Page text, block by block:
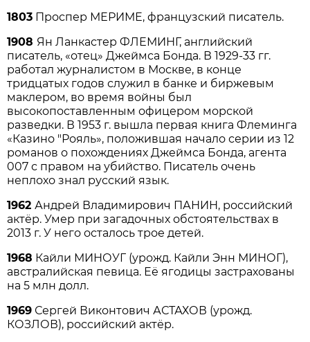
1803 Проспер МЕРИМЕ, французский писатель.
1908 Ян Ланкастер ФЛЕМИНГ, английский
писатель, «отец» Джеймса Бонда. В 1929-33 гг.
работал журналистом в Москве, в конце
тридцатых годов служил в банке и биржевым
маклером, во время войны был
высокопоставленным офицером морской
разведки. В 1953 г. вышла первая книга Флеминга
«Казино "Рояль», положившая начало серии из 12
романов о похождениях Джеймса Бонда, агента
007 с правом на убийство. Писатель очень
неплохо знал русский язык.
1962Андрей Владимирович ПАНИН, российский
актёр. Умер при загадочных обстоятельствах в
2013 г. У него осталось трое детей.
1968 Кайли МИНОУГ (урожд. Кайли Энн МИНОГ),
австралийская певица. Её ягодицы застрахованы
на 5 млн долл.
1969 Сергей Виконтович АСТАХОВ (урожд.
КОЗЛОВ), российский актёр.